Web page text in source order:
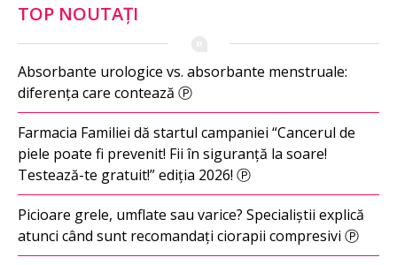
TOP NOUTAȚI
Absorbante urologice vs. absorbante menstruale:
diferența care contează Ⓟ
Farmacia Familiei dă startul campaniei “Cancerul de
piele poate fi prevenit! Fii în siguranță la soare!
Testează-te gratuit!” ediția 2026! Ⓟ
Picioare grele, umflate sau varice? Specialiștii explică
atunci când sunt recomandați ciorapii compresivi Ⓟ